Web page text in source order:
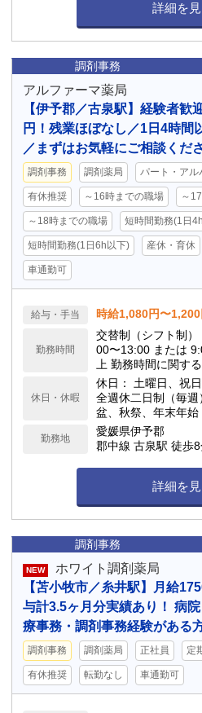
詳細を
調剤事務
アルファーマ薬局
【伊予郡／古泉駅】経験者
円！残業ほぼなし／1日4時間
／まずはお気軽にご相談くだ
調剤事務 調剤薬局 パート・アル
有休推奨 ～16時までの職場 ～
～18時までの職場 短時間勤務(1日
短時間勤務(1日6h以下) 産休・育休
車通勤可
給与・手当 時給1,080円〜1,200
勤務時間
交替制（シフト制
00〜13:00 または
上 勤務時間に関す
木・金（休憩60分
の勤務（休憩なし
時間）
休日・休暇
休日： 土曜日、祝日、その他
全週休二日制（毎週） 長期休暇・特別休暇
盆、秋祭、年末年始（12/
暇： 10日（6ヶ月経
勤務地
愛媛県伊予郡
郡中線 古泉駅 徒歩
詳細を
調剤事務
NEW
ホワイト調剤薬局
【苫小牧市／糸井駅】月給
与計3.5ヶ月分実績あり！ 病
療事務・調剤事務経験がある
調剤事務 調剤薬局 正社員 定
有休推奨 転勤なし 車通勤可